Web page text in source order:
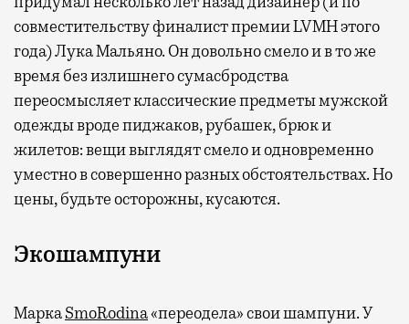
совместительству финалист премии LVMH этого
года) Лука Мальяно. Он довольно смело и в то же
время без излишнего сумасбродства
переосмысляет классические предметы мужской
одежды вроде пиджаков, рубашек, брюк и
жилетов: вещи выглядят смело и одновременно
уместно в совершенно разных обстоятельствах. Но
цены, будьте осторожны, кусаются.
Экошампуни
МаркаSmoRodina«переодела» свои шампуни. У